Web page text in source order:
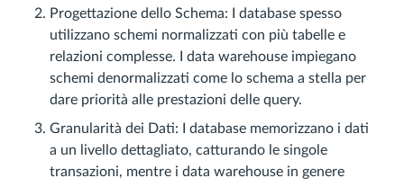
Progettazione dello Schema: I database spesso
utilizzano schemi normalizzati con più tabelle e
relazioni complesse. I data warehouse impiegano
schemi denormalizzati come lo schema a stella per
dare priorità alle prestazioni delle query.
Granularità dei Dati: I database memorizzano i dati
a un livello dettagliato, catturando le singole
transazioni, mentre i data warehouse in genere